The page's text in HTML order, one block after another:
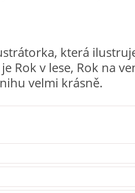
která
Rok v lese, Rok na
velmi krásně.